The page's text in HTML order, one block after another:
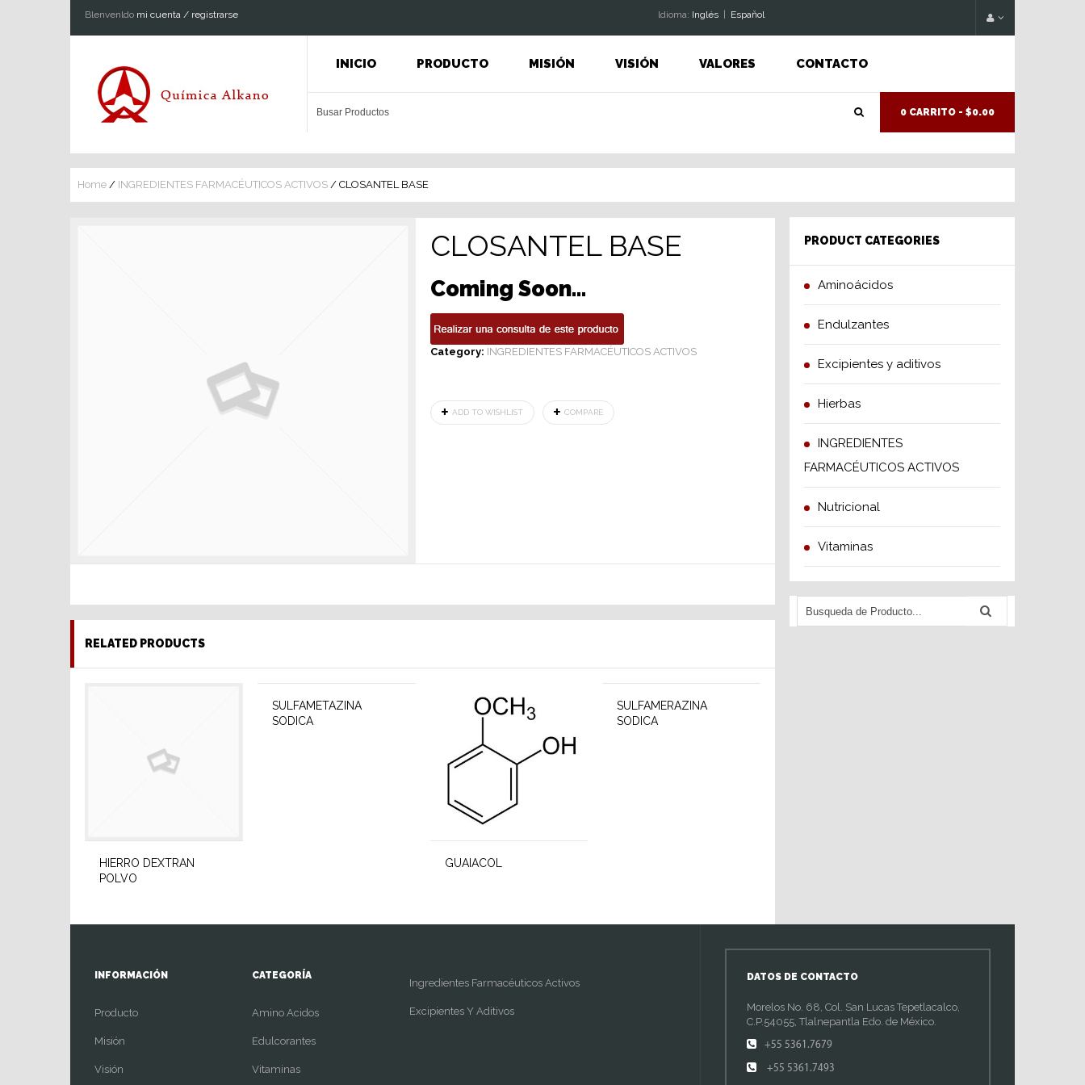
Blenvenldo mi cuenta / registrarse ldioma: Inglés| Espaňol
INICIO PRODUCTO MISIÓN VISIÓN VALORES CONTACTO
0 CARRITO - $0.00
Home / INGREDIENTES FARMACÉUTICOS ACTIVOS / CLOSANTEL BASE
CLOSANTEL BASE
Coming Soon…
Category: INGREDIENTES FARMACÉUTICOS ACTIVOS
ADD TO WISHLIST COMPARE
RELATED PRODUCTS
HIERRO DEXTRAN
POLVO
SULFAMETAZINA
SODICA
GUAIACOL
SULFAMERAZINA
SODICA
PRODUCT CATEGORIES
Aminoácidos
Endulzantes
Excipientes y aditivos
Hierbas
INGREDIENTES
FARMACÉUTICOS ACTIVOS
Nutricional
Vitaminas
INFORMACIÓN
Producto
Misión
Visión
CATEGORÍA
Amino Acidos
Edulcorantes
Vitaminas
Ingredientes Farmacéuticos Activos
Excipientes Y Aditivos
DATOS DE CONTACTO
Morelos No. 68, Col. San Lucas Tepetlacalco,
C.P.54055, Tlalnepantla Edo. de México.
+55 5361.7679
+55 5361.7493